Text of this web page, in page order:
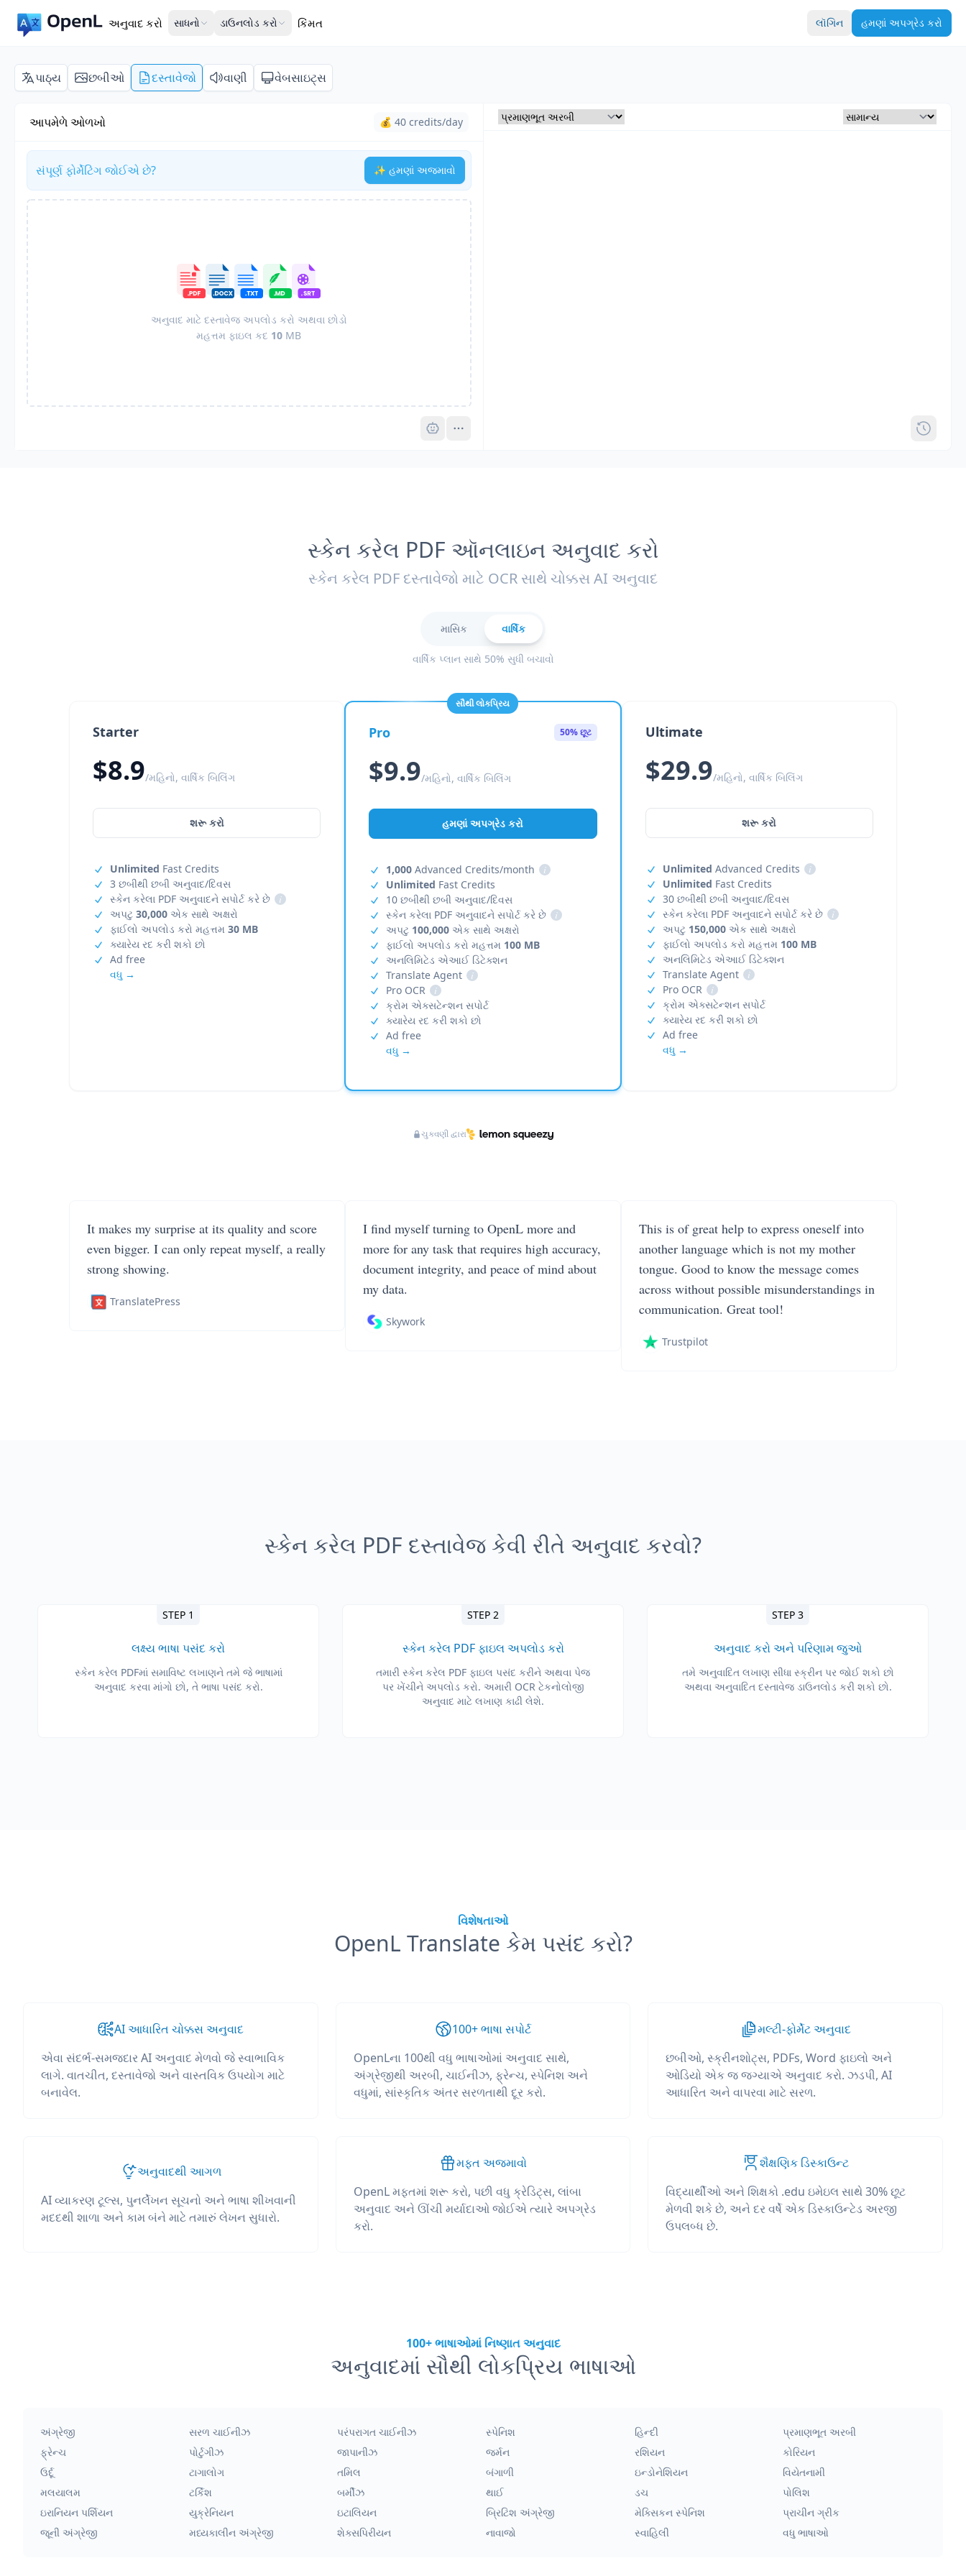
અનુવાદ કરો સાધનો ડાઉનલોડ કરો કિંમત લૉગિન હમણાં અપગ્રેડ કરો
પાઠ્ય છબીઓ દસ્તાવેજો વાણી વેબસાઇટ્સ
આપમેળે ઓળખો 💰 40 credits/day
સંપૂર્ણ ફોર્મેટિંગ જોઈએ છે? ✨ હમણાં અજમાવો
અનુવાદ માટે દસ્તાવેજ અપલોડ કરો અથવા છોડો
મહત્તમ ફાઇલ કદ 10 MB
Pro
સ્કેન કરેલ PDF ઑનલાઇન અનુવાદ કરો
સ્કેન કરેલ PDF દસ્તાવેજો માટે OCR સાથે ચોક્કસ AI અનુવાદ
માસિક વાર્ષિક
વાર્ષિક પ્લાન સાથે 50% સુધી બચાવો
Starter
$8.9/મહિનો, વાર્ષિક બિલિંગ
શરૂ કરો
Unlimited Fast Credits
3 છબીથી છબી અનુવાદ/દિવસ
સ્કેન કરેલા PDF અનુવાદને સપોર્ટ કરે છે
i
અપટુ 30,000 એક સાથે અક્ષરો
ફાઈલો અપલોડ કરો મહત્તમ 30 MB
ક્યારેય રદ કરી શકો છો
Ad free
વધુ →
સૌથી લોકપ્રિય
Pro 50% છૂટ
$9.9/મહિનો, વાર્ષિક બિલિંગ
હમણાં અપગ્રેડ કરો
1,000 Advanced Credits/month
i
Unlimited Fast Credits
10 છબીથી છબી અનુવાદ/દિવસ
સ્કેન કરેલા PDF અનુવાદને સપોર્ટ કરે છે
i
અપટુ 100,000 એક સાથે અક્ષરો
ફાઈલો અપલોડ કરો મહત્તમ 100 MB
અનલિમિટેડ એઆઈ ડિટેક્શન
Translate Agent
i
Pro OCR
i
ક્રોમ એક્સટેન્શન સપોર્ટ
ક્યારેય રદ કરી શકો છો
Ad free
વધુ →
Ultimate
$29.9/મહિનો, વાર્ષિક બિલિંગ
શરૂ કરો
Unlimited Advanced Credits
i
Unlimited Fast Credits
30 છબીથી છબી અનુવાદ/દિવસ
સ્કેન કરેલા PDF અનુવાદને સપોર્ટ કરે છે
i
અપટુ 150,000એક સાથે અક્ષરો
ફાઈલો અપલોડ કરો મહત્તમ 100 MB
અનલિમિટેડ એઆઈ ડિટેક્શન
Translate Agent
i
Pro OCR
i
ક્રોમ એક્સટેન્શન સપોર્ટ
ક્યારેય રદ કરી શકો છો
Ad free
વધુ →
ચુકવણી દ્વારા
It makes my surprise at its quality and score
even bigger. I can only repeat myself, a really
strong showing.
TranslatePress
I find myself turning to OpenL more and
more for any task that requires high accuracy,
document integrity, and peace of mind about
my data.
Skywork
This is of great help to express oneself into
another language which is not my mother
tongue. Good to know the message comes
across without possible misunderstandings in
communication. Great tool!
Trustpilot
સ્કેન કરેલ PDF દસ્તાવેજ કેવી રીતે અનુવાદ કરવો?
STEP 1
લક્ષ્ય ભાષા પસંદ કરો
સ્કેન કરેલ PDFમાં સમાવિષ્ટ લખાણને તમે જે ભાષામાં
અનુવાદ કરવા માંગો છો, તે ભાષા પસંદ કરો.
STEP 2
સ્કેન કરેલ PDF ફાઇલ અપલોડ કરો
તમારી સ્કેન કરેલ PDF ફાઇલ પસંદ કરીને અથવા પેજ
પર ખેંચીને અપલોડ કરો. અમારી OCR ટેકનોલોજી
અનુવાદ માટે લખાણ કાઢી લેશે.
STEP 3
અનુવાદ કરો અને પરિણામ જુઓ
તમે અનુવાદિત લખાણ સીધા સ્ક્રીન પર જોઈ શકો છો
અથવા અનુવાદિત દસ્તાવેજ ડાઉનલોડ કરી શકો છો.
વિશેષતાઓ
OpenL Translate કેમ પસંદ કરો?
AI આધારિત ચોક્કસ અનુવાદ
એવા સંદર્ભ-સમજદાર AI અનુવાદ મેળવો જે સ્વાભાવિક
લાગે. વાતચીત, દસ્તાવેજો અને વાસ્તવિક ઉપયોગ માટે
બનાવેલ.
100+ ભાષા સપોર્ટ
OpenLના 100થી વધુ ભાષાઓમાં અનુવાદ સાથે,
અંગ્રેજીથી અરબી, ચાઈનીઝ, ફ્રેન્ચ, સ્પેનિશ અને
વધુમાં, સાંસ્કૃતિક અંતર સરળતાથી દૂર કરો.
મલ્ટી-ફોર્મેટ અનુવાદ
છબીઓ, સ્ક્રીનશોટ્સ, PDFs, Word ફાઇલો અને
ઓડિયો એક જ જગ્યાએ અનુવાદ કરો. ઝડપી, AI
આધારિત અને વાપરવા માટે સરળ.
અનુવાદથી આગળ
AI વ્યાકરણ ટૂલ્સ, પુનર્લેખન સૂચનો અને ભાષા શીખવાની
મદદથી શાળા અને કામ બંને માટે તમારું લેખન સુધારો.
મફત અજમાવો
OpenL મફતમાં શરૂ કરો, પછી વધુ ક્રેડિટ્સ, લાંબા
અનુવાદ અને ઊંચી મર્યાદાઓ જોઈએ ત્યારે અપગ્રેડ
કરો.
શૈક્ષણિક ડિસ્કાઉન્ટ
વિદ્યાર્થીઓ અને શિક્ષકો .edu ઇમેઇલ સાથે 30% છૂટ
મેળવી શકે છે, અને દર વર્ષે એક ડિસ્કાઉન્ટેડ અરજી
ઉપલબ્ધ છે.
100+ ભાષાઓમાં નિષ્ણાત અનુવાદ
અનુવાદમાં સૌથી લોકપ્રિય ભાષાઓ
અંગ્રેજી સરળ ચાઈનીઝ પરંપરાગત ચાઈનીઝ સ્પેનિશ હિન્દી
પ્રમાણભૂત અરબી
ફ્રેન્ચ
પોર્ટુગીઝ જાપાનીઝ જર્મન રશિયન
કોરિયન
ઉર્દૂ
ટાગાલોગ તમિલ બંગાળી ઇન્ડોનેશિયન
વિયેતનામી
મલયાલમ
ટર્કિશ બર્મીઝ થાઈ ડચ
પોલિશ
ઇરાનિયન પર્શિયન
યુક્રેનિયન ઇટાલિયન બ્રિટિશ અંગ્રેજી મેક્સિકન સ્પેનિશ
પ્રાચીન ગ્રીક
જૂની અંગ્રેજી
મધ્યકાલીન અંગ્રેજી શેક્સપિરીયન નાવાજો સ્વાહિલી વધુ ભાષાઓ